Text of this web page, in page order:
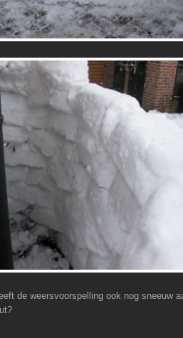
de weersvoorspelling ook nog sneeuw